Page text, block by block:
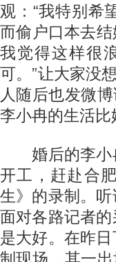
观：“我特别希
而偷户口本去结
我觉得这样很
可。”让大家没
人随后也发微
李小冉的生活比
婚后的李小冉
开工，赶赴合
生》的录制。
面对各路记者
是大好。在昨
制现场，其一